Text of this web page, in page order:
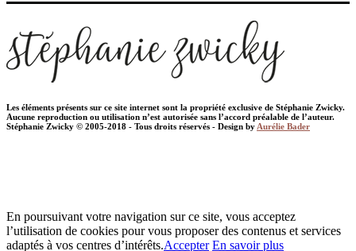
Les éléments présents sur ce site internet sont la propriété exclusive de Stéphanie Zwicky.
Aucune reproduction ou utilisation n’est autorisée sans l’accord préalable de l’auteur.
Stéphanie Zwicky © 2005-2018 - Tous droits réservés - Design by Aurélie Bader
En poursuivant votre navigation sur ce site, vous acceptez
l’utilisation de cookies pour vous proposer des contenus et services
adaptés à vos centres d’intérêts.Accepter En savoir plus